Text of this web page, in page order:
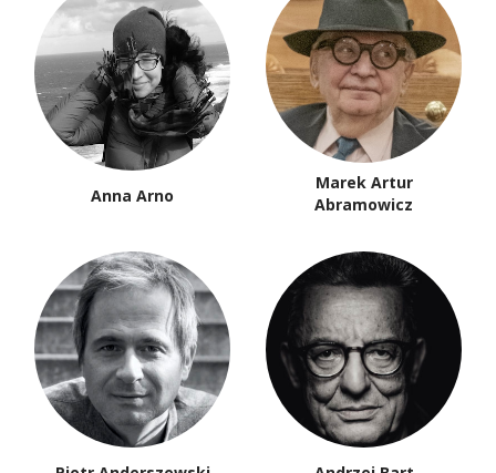
Anna Arno
Marek Artur
Abramowicz